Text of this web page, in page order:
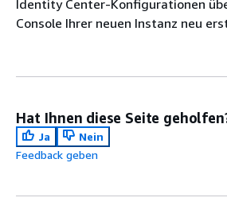
Identity Center-Konfigurationen
Console Ihrer neuen Instanz neu
Hat Ihnen diese Seite
Ja
Nein
Feedback geben